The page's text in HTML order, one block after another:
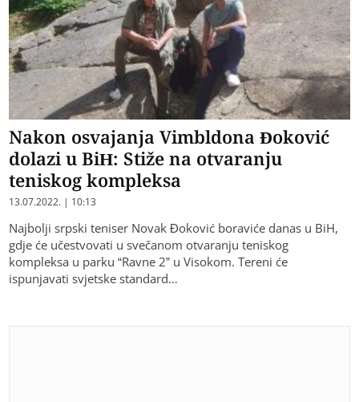
Nakon osvajanja Vimbldona Ðoković
dolazi u BiH: Stiže na otvaranju
teniskog kompleksa
13.07.2022. | 10:13
Najbolji srpski teniser Novak Ðoković boraviće danas u BiH,
gdje će učestvovati u svečanom otvaranju teniskog
kompleksa u parku “Ravne 2” u Visokom. Tereni će
ispunjavati svjetske standard…